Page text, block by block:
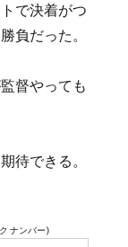
で決着がつ
負だった。
督やっても
待できる。
ナンバー)